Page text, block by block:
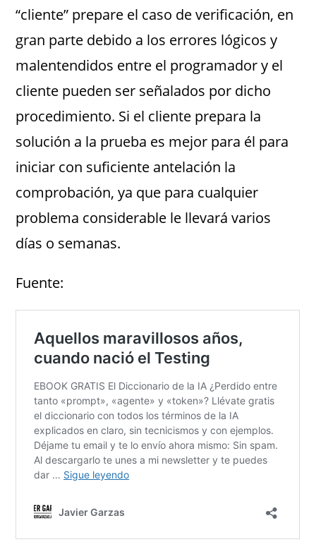
“cliente” prepare el caso de verificación, en
gran parte debido a los errores lógicos y
malentendidos entre el programador y el
cliente pueden ser señalados por dicho
procedimiento. Si el cliente prepara la
solución a la prueba es mejor para él para
iniciar con suficiente antelación la
comprobación, ya que para cualquier
problema considerable le llevará varios
días o semanas.
Fuente: